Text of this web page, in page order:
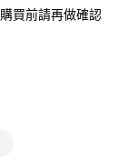
買前請再做確認